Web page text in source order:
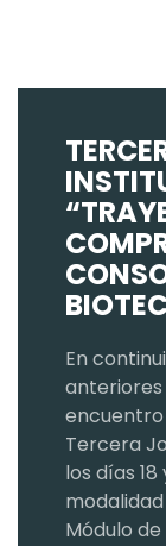
En
anteriores
encuentro
Tercera
los días 18
Módulo